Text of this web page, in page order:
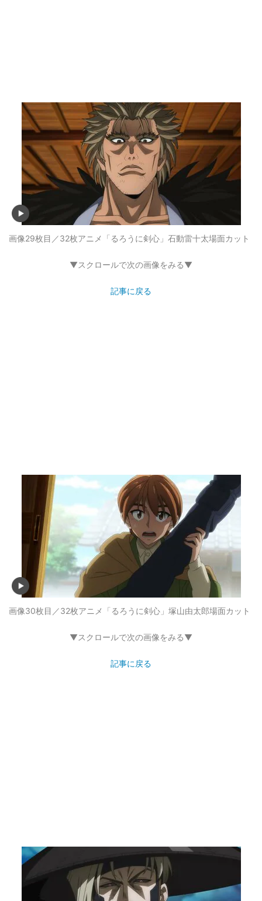
画像29枚目／32枚アニメ「るろうに剣心」石動雷十太場面カット
▼スクロールで次の画像をみる▼
記事に戻る
画像30枚目／32枚アニメ「るろうに剣心」塚山由太郎場面カット
▼スクロールで次の画像をみる▼
記事に戻る